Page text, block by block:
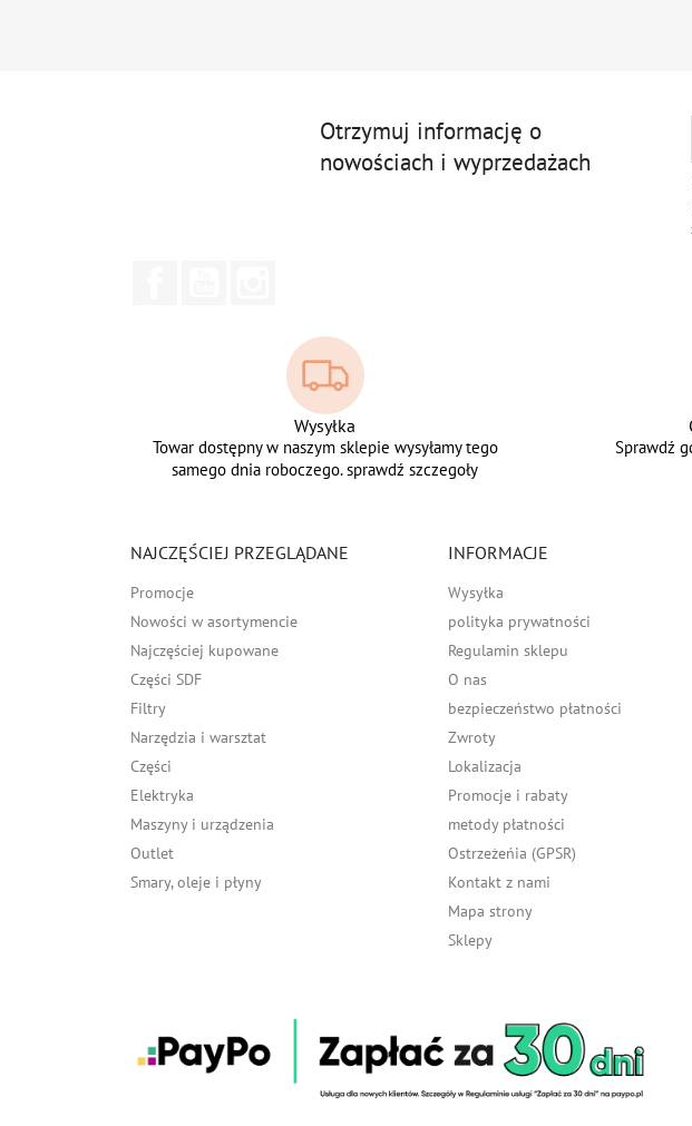
Otrzymuj informację o
nowościach i wyprzedażach
Wysyłka
Towar dostępny w naszym sklepie wysyłamy tego
samego dnia roboczego. sprawdź szczegoły
Sprawdź
NAJCZĘŚCIEJ PRZEGLĄDANE
Promocje
Nowości w asortymencie
Najczęściej kupowane
Części SDF
Filtry
Narzędzia i warsztat
Części
Elektryka
Maszyny i urządzenia
Outlet
Smary, oleje i płyny
INFORMACJE
Wysyłka
polityka prywatności
Regulamin sklepu
O nas
bezpieczeństwo płatności
Zwroty
Lokalizacja
Promocje i rabaty
metody płatności
Ostrzeżeńia (GPSR)
Kontakt z nami
Mapa strony
Sklepy